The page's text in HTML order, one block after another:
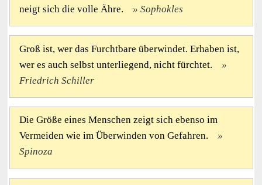
neigt sich die volle Ähre. Sophokles
Groß ist, wer das Furchtbare überwindet. Erhaben ist,
wer es auch selbst unterliegend, nicht fürchtet.
Friedrich Schiller
Die Größe eines Menschen zeigt sich ebenso im
Vermeiden wie im Überwinden von Gefahren.
Spinoza